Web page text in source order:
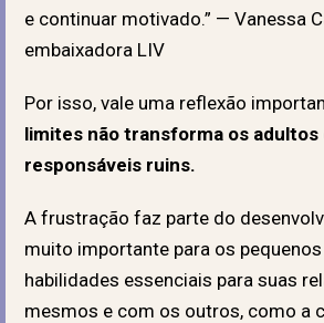
e continuar motivado.” — Vanessa
embaixadora LIV
Por isso, vale uma reflexão
limites não transforma os adultos
responsáveis ruins.
A frustração faz parte do
muito importante para os
habilidades essenciais para suas
mesmos e com os outros, como a